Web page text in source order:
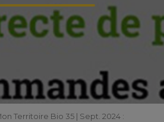
Territoire Bio 35 | Sept. 2024 :